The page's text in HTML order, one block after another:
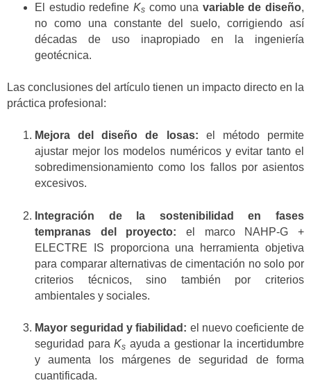
El estudio redefine Kscomo una variable de diseño,
no como una constante del suelo, corrigiendo así
décadas de uso inapropiado en la ingeniería
geotécnica.
Las conclusiones del artículo tienen un impacto directo en la
práctica profesional:
Mejora del diseño de losas: el método permite
ajustar mejor los modelos numéricos y evitar tanto el
sobredimensionamiento como los fallos por asientos
excesivos.
Integración de la sostenibilidad en fases
tempranas del proyecto: el marco NAHP-G +
ELECTRE IS proporciona una herramienta objetiva
para comparar alternativas de cimentación no solo por
criterios técnicos, sino también por criterios
ambientales y sociales.
Mayor seguridad y fiabilidad: el nuevo coeficiente de
seguridad paraKs ayuda a gestionar la incertidumbre
y aumenta los márgenes de seguridad de forma
cuantificada.